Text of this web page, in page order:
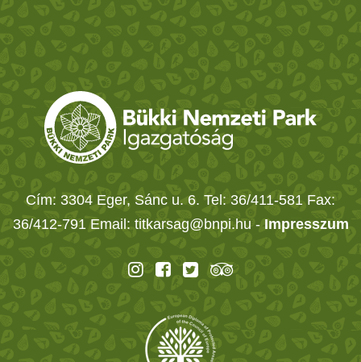
Cím: 3304 Eger, Sánc u. 6. Tel: 36/411-581 Fax:
36/412-791 Email: titkarsag@bnpi.hu - Impresszum